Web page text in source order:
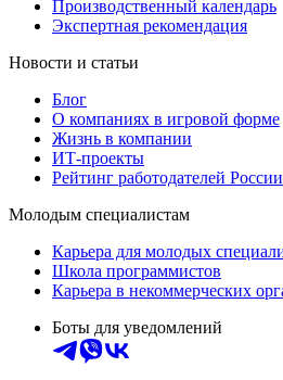
Производственный календарь
Экспертная рекомендация
Новости и статьи
Блог
О компаниях в игровой форме
Жизнь в компании
ИТ-проекты
Рейтинг работодателей России
Молодым специалистам
Карьера для молодых
Школа программистов
Карьера в некоммерческих
Боты для уведомлений